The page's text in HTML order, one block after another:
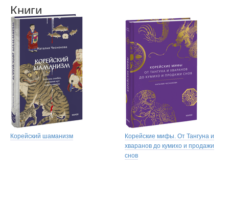
Книги
Корейский шаманизм
Корейские мифы. От Тангуна и
хваранов до кумихо и продажи
снов